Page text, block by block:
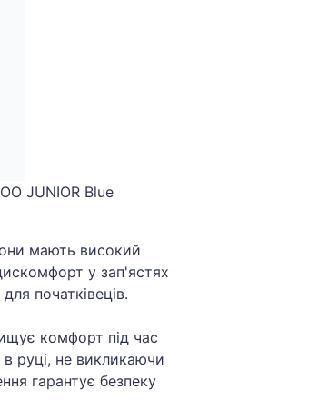
JUNIOR Blue
мають високий
у зап'ястях
початківеців.
комфорт під час
руці, не викликаючи
гарантує безпеку